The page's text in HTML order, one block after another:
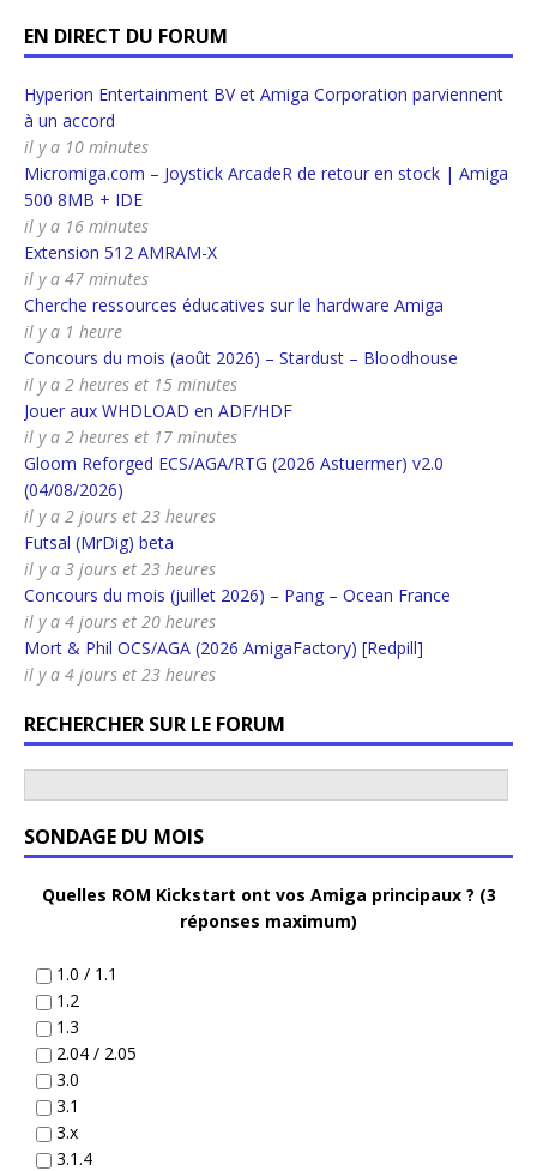
EN DIRECT DU FORUM
Hyperion Entertainment BV et Amiga Corporation parviennent
à un accord
il y a 10 minutes
Micromiga.com – Joystick ArcadeR de retour en stock | Amiga
500 8MB + IDE
il y a 16 minutes
Extension 512 AMRAM-X
il y a 47 minutes
Cherche ressources éducatives sur le hardware Amiga
il y a 1 heure
Concours du mois (août 2026) – Stardust – Bloodhouse
il y a 2 heures et 15 minutes
Jouer aux WHDLOAD en ADF/HDF
il y a 2 heures et 17 minutes
Gloom Reforged ECS/AGA/RTG (2026 Astuermer) v2.0
(04/08/2026)
il y a 2 jours et 23 heures
Futsal (MrDig) beta
il y a 3 jours et 23 heures
Concours du mois (juillet 2026) – Pang – Ocean France
il y a 4 jours et 20 heures
Mort & Phil OCS/AGA (2026 AmigaFactory) [Redpill]
il y a 4 jours et 23 heures
RECHERCHER SUR LE FORUM
SONDAGE DU MOIS
Quelles ROM Kickstart ont vos Amiga principaux ? (3
réponses maximum)
1.0 / 1.1
1.2
1.3
2.04 / 2.05
3.0
3.1
3.x
3.1.4